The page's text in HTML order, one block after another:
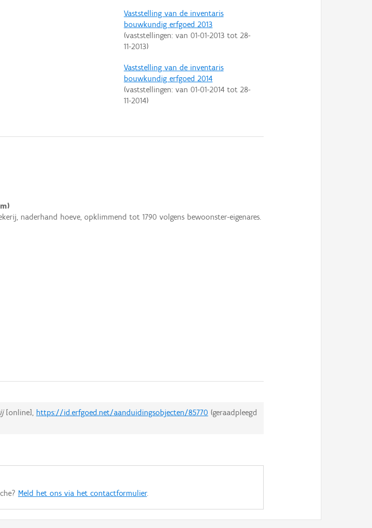
Vaststelling van de inventaris
bouwkundig erfgoed 2013
(vaststellingen: van 01-01-2013 tot 28-
11-2013)
Vaststelling van de inventaris
bouwkundig erfgoed 2014
(vaststellingen: van 01-01-2014tot 28-
11-2014)
naderhand hoeve, opklimmend tot 1790 volgens bewoonster-eigenares.
[online], https://id.erfgoed.net/aanduidingsobjecten/85770 (geraadpleegd
Meld het ons via het contactformulier.